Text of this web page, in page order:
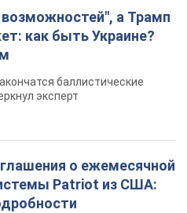
а Трамп
как быть Украине?
баллистические
эксперт
о ежемесячной
Patriot из США: